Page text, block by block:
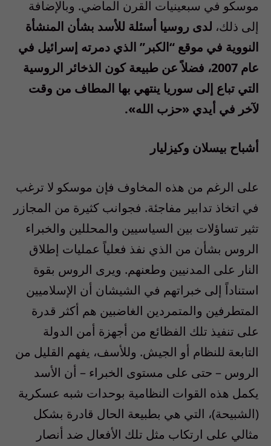
موسكو في سبعينيات القرن الماضي. وبالإضافة
إلى ذلك، لدى روسيا أسئلة للأسد بشأن المنشأة
النووية في موقع “الكبر” الذي دمرته إسرائيل في
عام 2007، فضلاً عن طبيعة كون الذخائر الروسية
التي تباع إلى سوريا ينتهي بها المطاف من وقت
لآخر في أيدي «حزب الله».
أشباح بيسلان وكيزليار
على الرغم من هذه المخاوف فإن موسكو لا ترغب
في اتخاذ تدابير مفاجئة. فجوانب كثيرة من المجازر
تثير تساؤلات بين السياسيين والمحللين والخبراء
الروس بشأن من الذي نفذ فعلياً عمليات إطلاق
النار على المدنيين وطعنهم. ويرى الروس بقوة
استناداً إلى خبراتهم في الشيشان أن الإسلاميين
المتطرفين والمتمردين الغاضبين هم أكثر قدرة
على تنفيذ تلك الفظائع من أجهزة أمن الدولة
التابعة للنظام أو الجيش. وللأسف، يفهم القليل من
الروس – حتى على مستوى الخبراء – أن الأسد
يكمل هذه القوات النظامية بوحدات شبه عسكرية
(الشبيحة)، التي هي بطبيعة الحال قادرة بشكل
مثالي على ارتكاب مثل تلك الأفعال ضد أنصار